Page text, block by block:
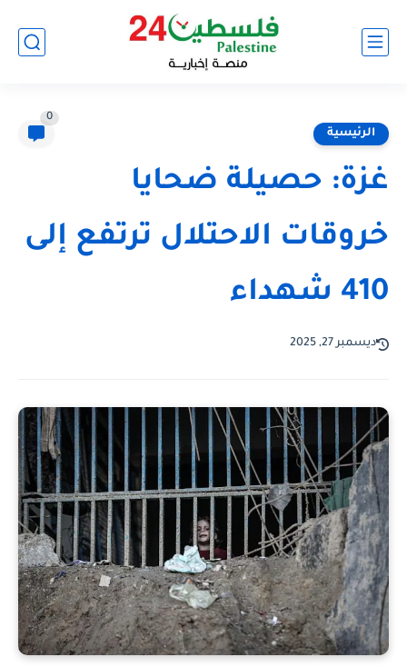
الرئيسية
0
غزة: حصيلة ضحايا
خروقات الاحتلال ترتفع إلى
410 شهداء
ديسمبر 27, 2025